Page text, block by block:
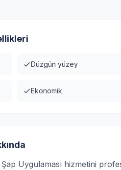
Düzgün yüzey
Ekonomik
Uygulaması hizmetini